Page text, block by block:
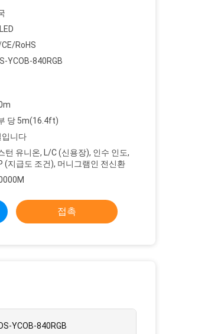
RoHS
YCOB-840RGB
당 5m(16.4ft)
입니다
턴 유니온, L/C (신용장), 인수 인도,
(지급도 조건), 머니그램인 전신환
접촉
YCOB-840RGB